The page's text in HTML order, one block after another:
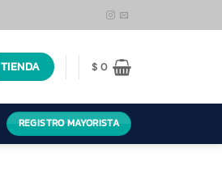
TIENDA $ 0
REGISTRO MAYORISTA